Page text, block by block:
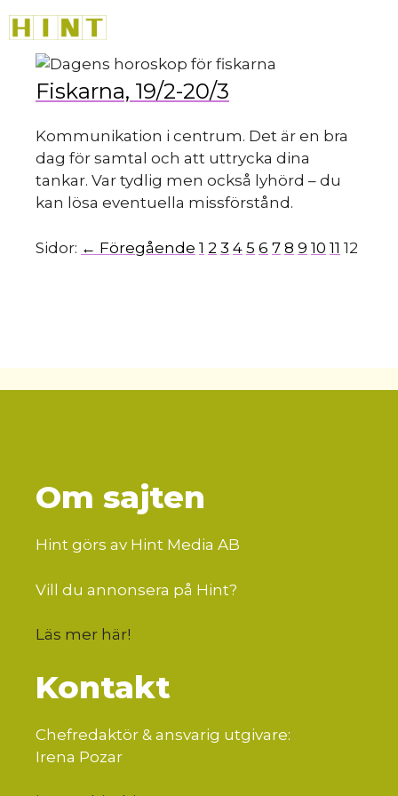
till
innehåll
Fiskarna, 19/2-20/3
Kommunikation i centrum. Det är en bra
dag för samtal och att uttrycka dina
tankar. Var tydlig men också lyhörd – du
kan lösa eventuella missförstånd.
Sidor: ← Föregående 1 2 3 4 5 6 7 8 9 10 11 12
Om sajten
Hint görs av Hint Media AB
Vill du annonsera på Hint?
Läs mer här!
Kontakt
Chefredaktör & ansvarig utgivare:
Irena Pozar